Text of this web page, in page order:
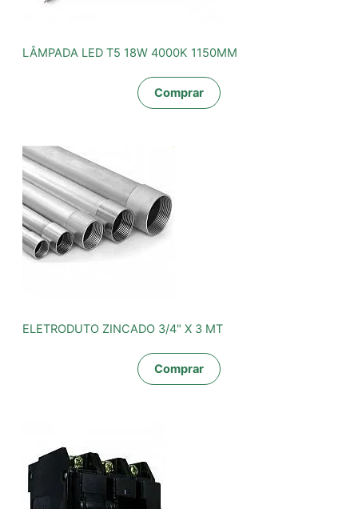
LÂMPADA LED T5 18W 4000K 1150MM
Comprar
ELETRODUTO ZINCADO 3/4" X 3 MT
Comprar